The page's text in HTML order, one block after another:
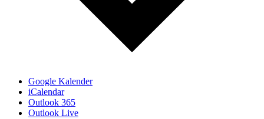
Google Kalender
iCalendar
Outlook 365
Outlook Live